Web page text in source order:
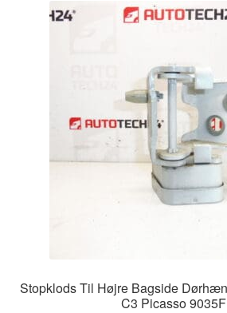
Stopklods Til Højre Bagside
C3 Picasso